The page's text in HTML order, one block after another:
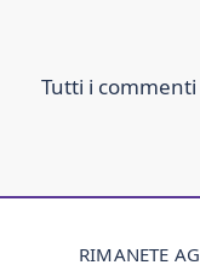
Tutti i
RIMANETE